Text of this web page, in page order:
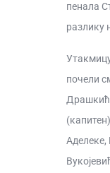
пенала
разлику
почели
Драшкић